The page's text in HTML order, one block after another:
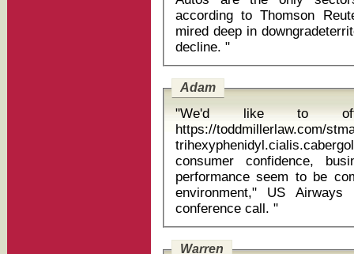
according to Thomson
mired deep in
decline. "
Adam
"We'd like to
https://toddmillerlaw.com/
consumer confidence,
performance seem to be
environment," US
conference call. "
Warren